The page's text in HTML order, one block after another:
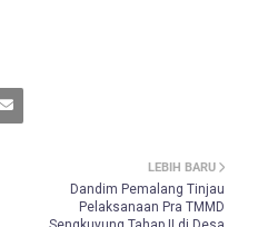
LEBIH BARU
Dandim Pemalang Tinjau
Pelaksanaan Pra TMMD